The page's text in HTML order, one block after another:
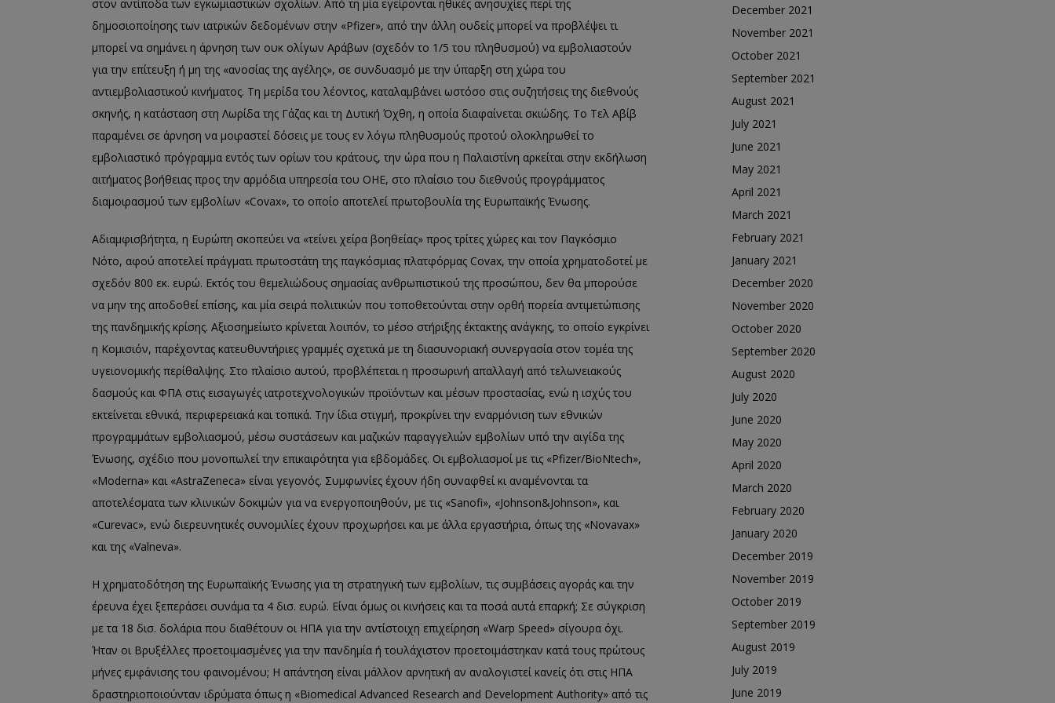
στον αντίποδα των εγκωμιαστικών σχολίων. Από τη μία εγείρονται ηθικές ανησυχίες περί της
δημοσιοποίησης των ιατρικών δεδομένων στην «Pfizer», από την άλλη ουδείς μπορεί να προβλέψει τι
μπορεί να σημάνει η άρνηση των ουκ ολίγων Αράβων (σχεδόν το 1/5 του πληθυσμού) να εμβολιαστούν
για την επίτευξη ή μη της «ανοσίας της αγέλης», σε συνδυασμό με την ύπαρξη στη χώρα του
αντιεμβολιαστικού κινήματος. Τη μερίδα του λέοντος, καταλαμβάνει ωστόσο στις συζητήσεις της διεθνούς
σκηνής, η κατάσταση στη Λωρίδα της Γάζας και τη Δυτική Όχθη, η οποία διαφαίνεται σκιώδης. Το Τελ Αβίβ
παραμένει σε άρνηση να μοιραστεί δόσεις με τους εν λόγω πληθυσμούς προτού ολοκληρωθεί το
εμβολιαστικό πρόγραμμα εντός των ορίων του κράτους, την ώρα που η Παλαιστίνη αρκείται στην εκδήλωση
αιτήματος βοήθειας προς την αρμόδια υπηρεσία του ΟΗΕ, στο πλαίσιο του διεθνούς προγράμματος
διαμοιρασμού των εμβολίων «Covax», το οποίο αποτελεί πρωτοβουλία της Ευρωπαϊκής Ένωσης.
Αδιαμφισβήτητα, η Ευρώπη σκοπεύει να «τείνει χείρα βοηθείας» προς τρίτες χώρες και τον Παγκόσμιο
Νότο, αφού αποτελεί πράγματι πρωτοστάτη της παγκόσμιας πλατφόρμας Covax, την οποία χρηματοδοτεί με
σχεδόν 800 εκ. ευρώ. Εκτός του θεμελιώδους σημασίας ανθρωπιστικού της προσώπου, δεν θα μπορούσε
να μην της αποδοθεί επίσης, και μία σειρά πολιτικών που τοποθετούνται στην ορθή πορεία αντιμετώπισης
της πανδημικής κρίσης. Αξιοσημείωτο κρίνεται λοιπόν, το μέσο στήριξης έκτακτης ανάγκης, το οποίο εγκρίνει
η Κομισιόν, παρέχοντας κατευθυντήριες γραμμές σχετικά με τη διασυνοριακή συνεργασία στον τομέα της
υγειονομικής περίθαλψης. Στο πλαίσιο αυτού, προβλέπεται η προσωρινή απαλλαγή από τελωνειακούς
δασμούς και ΦΠΑ στις εισαγωγές ιατροτεχνολογικών προϊόντων και μέσων προστασίας, ενώ η ισχύς του
εκτείνεται εθνικά, περιφερειακά και τοπικά. Την ίδια στιγμή, προκρίνει την εναρμόνιση των εθνικών
προγραμμάτων εμβολιασμού, μέσω συστάσεων και μαζικών παραγγελιών εμβολίων υπό την αιγίδα της
Ένωσης, σχέδιο που μονοπωλεί την επικαιρότητα για εβδομάδες. Οι εμβολιασμοί με τις «Pfizer/BioNtech»,
«Moderna» και «AstraZeneca» είναι γεγονός. Συμφωνίες έχουν ήδη συναφθεί κι αναμένονται τα
αποτελέσματα των κλινικών δοκιμών για να ενεργοποιηθούν, με τις «Sanofi», «Johnson&Johnson», και
«Curevac», ενώ διερευνητικές συνομιλίες έχουν προχωρήσει και με άλλα εργαστήρια, όπως της «Novavax»
και της «Valneva».
Η χρηματοδότηση της Ευρωπαϊκής Ένωσης για τη στρατηγική των εμβολίων, τις συμβάσεις αγοράς και την
έρευνα έχει ξεπεράσει συνάμα τα 4 δισ. ευρώ. Είναι όμως οι κινήσεις και τα ποσά αυτά επαρκή; Σε σύγκριση
με τα 18 δισ. δολάρια που διαθέτουν οι ΗΠΑ για την αντίστοιχη επιχείρηση «Warp Speed» σίγουρα όχι.
Ήταν οι Βρυξέλλες προετοιμασμένες για την πανδημία ή τουλάχιστον προετοιμάστηκαν κατά τους πρώτους
μήνες εμφάνισης του φαινομένου; Η απάντηση είναι μάλλον αρνητική αν αναλογιστεί κανείς ότι στις ΗΠΑ
δραστηριοποιούνταν ιδρύματα όπως η «Biomedical Advanced Research and Development Authority» από τις
December 2021
November 2021
October 2021
September 2021
August 2021
July 2021
June 2021
May 2021
April 2021
March 2021
February 2021
January 2021
December 2020
November 2020
October 2020
September 2020
August 2020
July 2020
June 2020
May 2020
April 2020
March 2020
February 2020
January 2020
December 2019
November 2019
October 2019
September 2019
August 2019
July 2019
June 2019